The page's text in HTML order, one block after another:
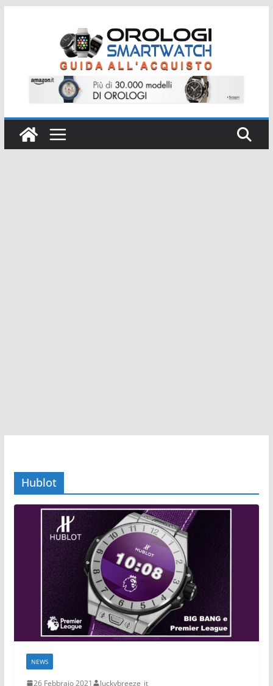
Hublot
NEWS
26 Febbraio 2021 luckybreeze_it